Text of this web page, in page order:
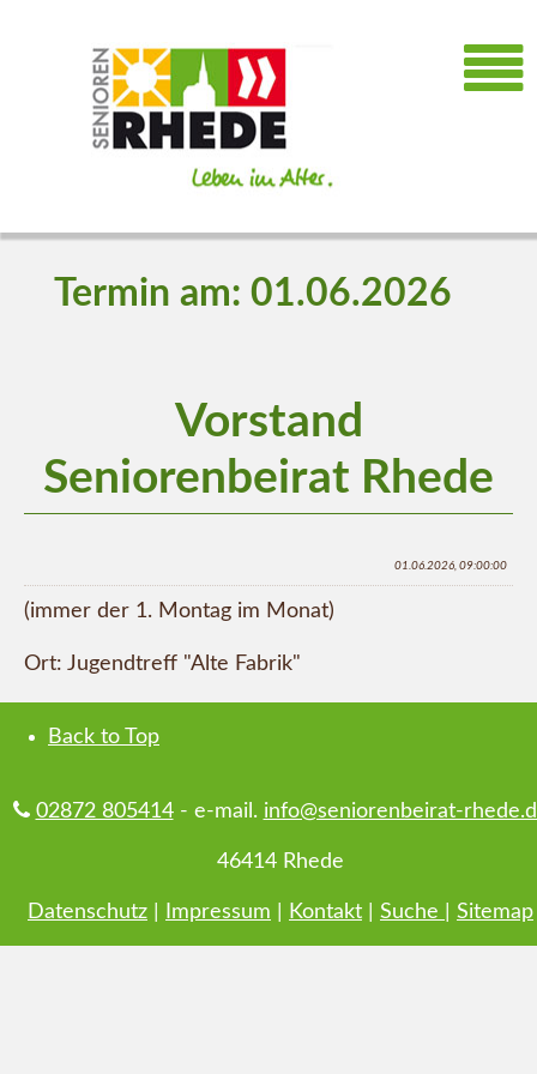
Termin am: 01.06.2026
Vorstand
Seniorenbeirat Rhede
01.06.2026, 09:00:00
(immer der 1. Montag im Monat)
Ort: Jugendtreff "Alte Fabrik"
Back to Top
02872 805414- e-mail. info@seniorenbeirat-
46414 Rhede
Datenschutz Impressum Kontakt Suche Sitemap